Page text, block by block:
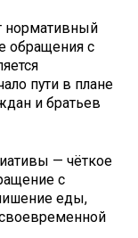
нормативный
обращения с
пути в плане
и братьев
— чёткое
с
еды,